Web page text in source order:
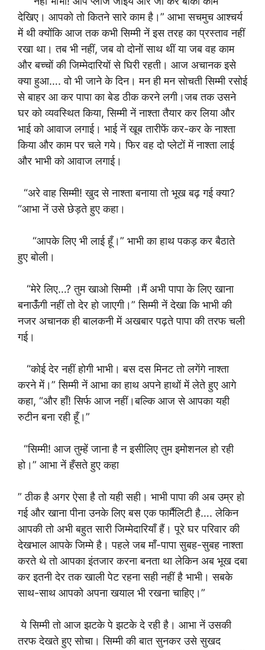
देखिए। आपको तो कितने सारे काम है।” आभा सचमुच आश्चर्य
में थी क्योंकि आज तक कभी सिम्मी नें इस तरह का प्रस्ताव नहीं
रखा था। तब भी नहीं, जब वो दोनों साथ थीं या जब वह काम
और बच्चों की जिम्मेदारियों से घिरी रहती। आज अचानक इसे
क्या हुआ…. वो भी जाने के दिन। मन ही मन सोचती सिम्मी रसोई
से बाहर आ कर पापा का बेड ठीक करने लगी।जब तक उसने
घर को व्यवस्थित किया, सिम्मी नें नाश्ता तैयार कर लिया और
भाई को आवाज लगाई। भाई नें खूब तारीफें कर-कर के नाश्ता
किया और काम पर चले गये। फिर वह दो प्लेटों में नाश्ता लाई
और भाभी को आवाज लगाई।
“अरे वाह सिम्मी! खुद से नाश्ता बनाया तो भूख बढ़ गई क्या?
“आभा नें उसे छेड़ते हुए कहा।
“आपके लिए भी लाई हूँ।” भाभी का हाथ पकड़ कर बैठाते
हुए बोली।
“मेरे लिए…? तुम खाओ सिम्मी ।मैं अभी पापा के लिए खाना
बनाऊंँगी नहीं तो देर हो जाएगी।” सिम्मी नें देखा कि भाभी की
नजर अचानक ही बालकनी में अखबार पढ़ते पापा की तरफ चली
गई।
“कोई देर नहीं होगी भाभी। बस दस मिनट तो लगेंगे नाश्ता
करने में।” सिम्मी नें आभा का हाथ अपने हाथों में लेते हुए आगे
कहा, “और हाँ! सिर्फ आज नहीं।बल्कि आज से आपका यही
रुटीन बना रही हूँ।”
“सिम्मी! आज तुम्हें जाना है न इसीलिए तुम इमोशनल हो रही
हो।” आभा नें हँसते हुए कहा
” ठीक है अगर ऐसा है तो यही सही। भाभी पापा की अब उम्र हो
गई और खाना पीना उनके लिए बस एक फार्मैलिटी है…. लेकिन
आपकी तो अभी बहुत सारी जिम्मेदारियाँ हैं। पूरे घर परिवार की
देखभाल आपके जिम्मे है। पहले जब माँ-पापा सुबह-सुबह नाश्ता
करते थे तो आपका इंतजार करना बनता था लेकिन अब भूख दबा
कर इतनी देर तक खाली पेट रहना सही नहीं है भाभी। सबके
साथ-साथ आपको अपना खयाल भी रखना चाहिए।”
ये सिम्मी तो आज झटके पे झटके दे रही है। आभा नें उसकी
तरफ देखते हुए सोचा। सिम्मी की बात सुनकर उसे सुखद